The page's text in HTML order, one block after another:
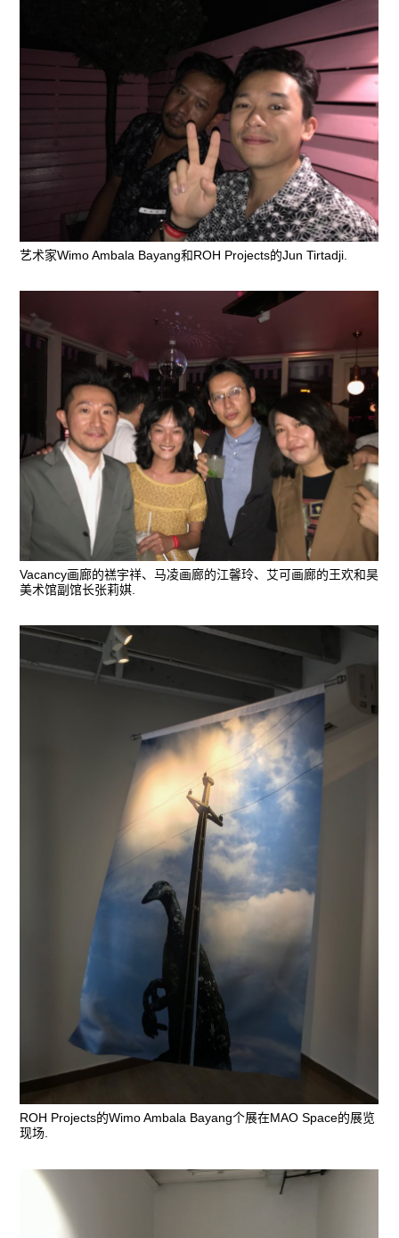
艺术家Wimo Ambala Bayang和ROH Projects的Jun Tirtadji.
Vacancy画廊的禚宇祥、马凌画廊的江馨玲、艾可画廊的王欢和昊
美术馆副馆长张莉娸.
ROH Projects的Wimo Ambala Bayang个展在MAO Space的展览
现场.